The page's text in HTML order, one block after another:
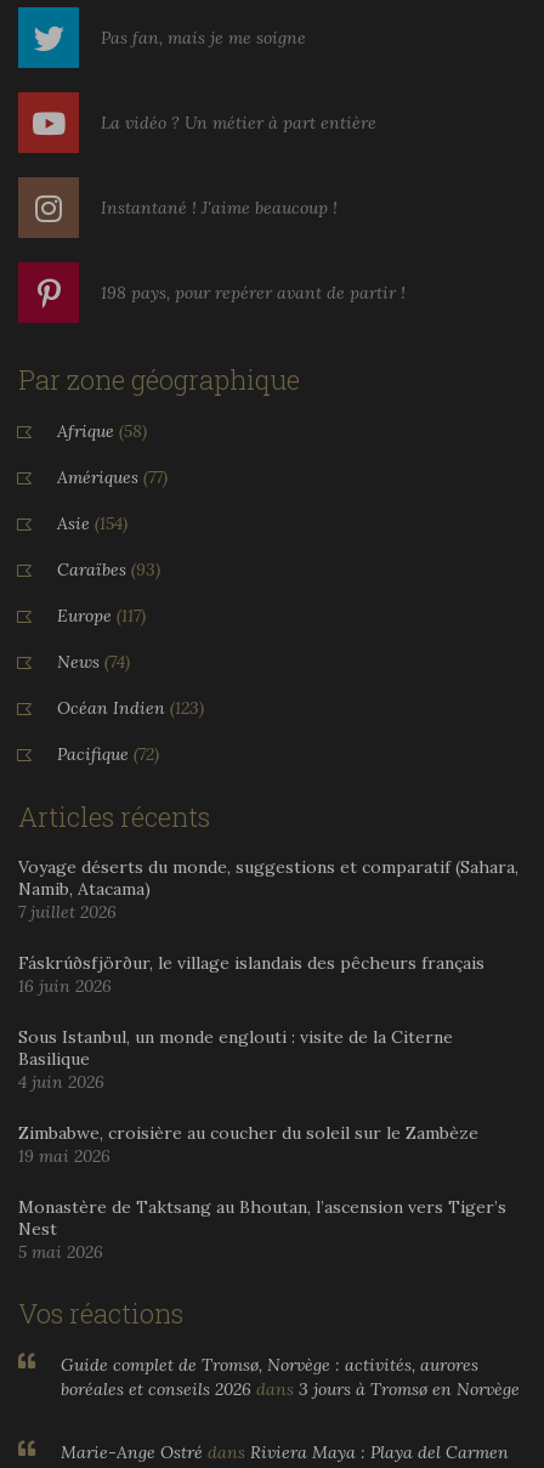
Pas fan, mais je me soigne
La vidéo ? Un métier à part entière
Instantané ! J'aime beaucoup !
198 pays, pour repérer avant de partir !
Par zone géographique
Afrique (58)
Amériques (77)
Asie (154)
Caraïbes (93)
Europe (117)
News (74)
Océan Indien (123)
Pacifique (72)
Articles récents
Voyage déserts du monde, suggestions et comparatif (Sahara,
Namib, Atacama)
7 juillet 2026
Fáskrúðsfjörður, le village islandais des pêcheurs français
16 juin 2026
Sous Istanbul, un monde englouti : visite de la Citerne
Basilique
4 juin 2026
Zimbabwe, croisière au coucher du soleil sur le Zambèze
19 mai 2026
Monastère de Taktsang au Bhoutan, l’ascension vers Tiger’s
Nest
5 mai 2026
Vos réactions
Guide complet de Tromsø, Norvège : activités, aurores
boréales et conseils 2026 dans 3 jours à Tromsø en Norvège
Marie-Ange Ostré dans Riviera Maya : Playa del Carmen